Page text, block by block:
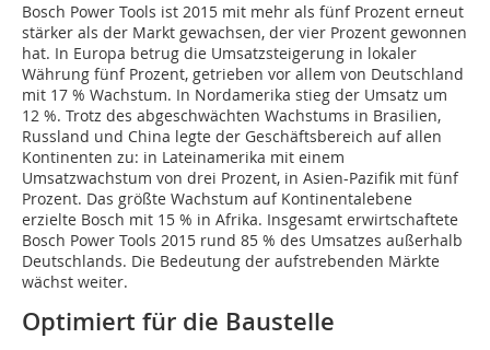
Bosch Power Tools ist 2015 mit mehr als fünf Prozent erneut
stärker als der Markt gewachsen, der vier Prozent gewonnen
hat. In Europa betrug die Umsatzsteigerung in lokaler
Währung fünf Prozent, getrieben vor allem von Deutschland
mit 17 % Wachstum. In Nordamerika stieg der Umsatz um
12 %. Trotz des abgeschwächten Wachstums in Brasilien,
Russland und China legte der Geschäftsbereich auf allen
Kontinenten zu: in Lateinamerika mit einem
Umsatzwachstum von drei Prozent, in Asien-Pazifik mit fünf
Prozent. Das größte Wachstum auf Kontinentalebene
erzielte Bosch mit 15 % in Afrika. Insgesamt erwirtschaftete
Bosch Power Tools 2015 rund 85 % des Umsatzes außerhalb
Deutschlands. Die Bedeutung der aufstrebenden Märkte
wächst weiter.
Optimiert für die Baustelle